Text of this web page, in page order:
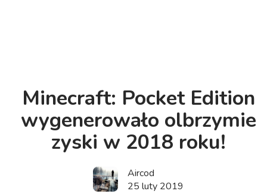
Minecraft: Pocket Edition
wygenerowało olbrzymie
zyski w 2018 roku!
Aircod
25 luty 2019